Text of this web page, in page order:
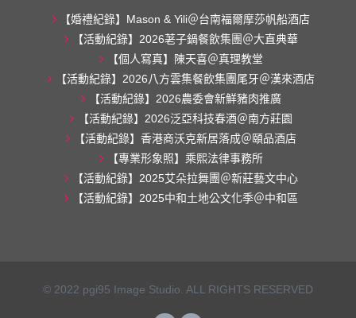
【婚禮紀錄】Mason & Yili＠台南福爾摩莎帆船酒店
【活動紀錄】2026荖子鍋餐飲集團＠大直典華
【個人寫真】陳天喜＠真理教堂
【活動紀錄】2026八方雲集餐飲集團尾牙＠漢來酒店
【活動紀錄】2026農委會新鮮豬肉推廣
【活動紀錄】2026泛亞科技春酒＠南方莊園
【活動紀錄】香港商沃克新居落成＠頤品酒店
【專業形象照】乘熙法律事務所
【活動紀錄】2025艾朵拉舞團＠新莊藝文中心
【活動紀錄】2025中和土地公文化季＠中和區
© 2022 pgi95 Image Studio. ALL RIGHTS RESERVED